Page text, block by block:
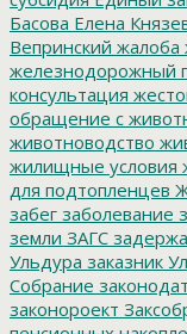
Басова Елена
Вепринский жалоба
железнодорожный
консультация
обращение с
животноводство
жилищные условия
для подтопленцев
забег заболевание
земли ЗАГС
Ульдура заказник
Собрание
законороект